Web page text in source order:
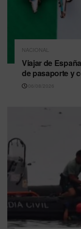
NACIONAL
Viajar de
de pasaporte y
06/08/2026